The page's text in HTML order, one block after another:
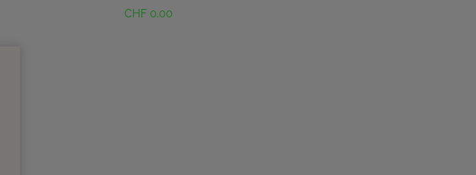
CHF 0.00